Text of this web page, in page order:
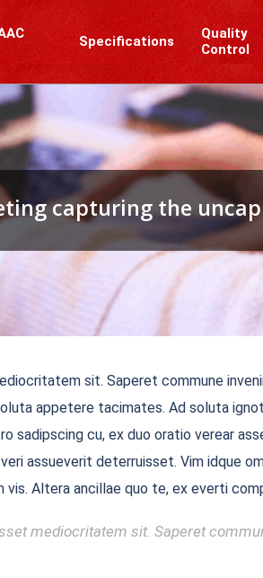
Specifications
Quality
Control
capturing the
sit. Saperet commune
appetere tacimates. Ad soluta
cu, ex duo oratio verear
assueverit deterruisset. Vim idque
Altera ancillae quo te, ex everti
mediocritatem sit. Saperet